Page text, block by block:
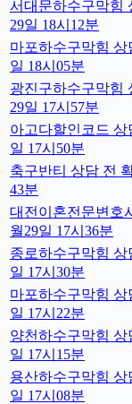
서대문하수구막힘
29일 18시12분
마포하수구막힘 상
일 18시05분
광진구하수구막힘
29일 17시57분
아고다할인코드 상
일 17시50분
축구반티 상담 전
43분
대전이혼전문변호
월29일 17시36분
종로하수구막힘 상
일 17시30분
마포하수구막힘 상
일 17시22분
양천하수구막힘 상
일 17시15분
용산하수구막힘 상
일 17시08분